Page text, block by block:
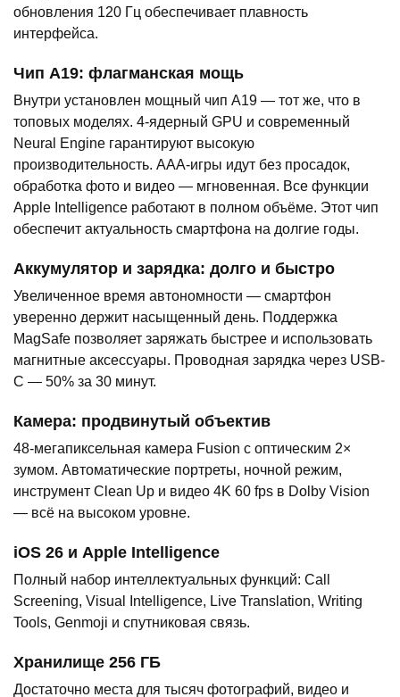
обновления 120 Гц обеспечивает плавность
интерфейса.
Чип A19: флагманская мощь
Внутри установлен мощный чип A19 — тот же, что в
топовых моделях. 4-ядерный GPU и современный
Neural Engine гарантируют высокую
производительность. AAA-игры идут без просадок,
обработка фото и видео — мгновенная. Все функции
Apple Intelligence работают в полном объёме. Этот чип
обеспечит актуальность смартфона на долгие годы.
Аккумулятор и зарядка: долго и быстро
Увеличенное время автономности — смартфон
уверенно держит насыщенный день. Поддержка
MagSafe позволяет заряжать быстрее и использовать
магнитные аксессуары. Проводная зарядка через USB-
C — 50% за 30 минут.
Камера: продвинутый объектив
48-мегапиксельная камера Fusion с оптическим 2×
зумом. Автоматические портреты, ночной режим,
инструмент Clean Up и видео 4K 60 fps в Dolby Vision
— всё на высоком уровне.
iOS 26 и Apple Intelligence
Полный набор интеллектуальных функций: Call
Screening, Visual Intelligence, Live Translation, Writing
Tools, Genmoji и спутниковая связь.
Хранилище 256 ГБ
Достаточно места для тысяч фотографий, видео и